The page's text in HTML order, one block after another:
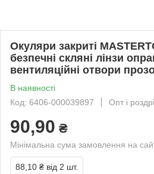
Окуляри закриті
безпечні скляні лінзи
вентиляційні отвори
В наявності
Код: 6406-000039897
Опт і
90,90 ₴
Мінімальна сума замовлення на
88,10 ₴ від 2 шт.